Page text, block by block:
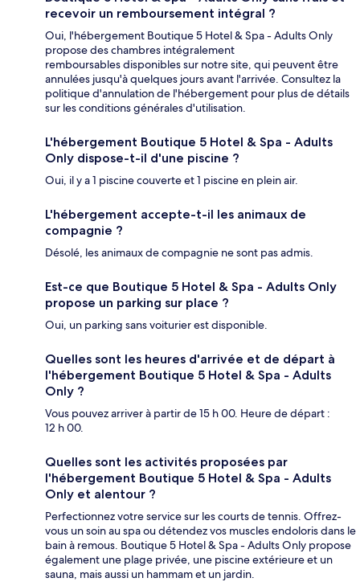
recevoir un remboursement intégral ?
Oui, l'hébergement Boutique 5 Hotel & Spa - Adults Only
propose des chambres intégralement
remboursables disponibles sur notre site, qui peuvent être
annulées jusqu'à quelques jours avant l'arrivée. Consultez la
politique d'annulation de l'hébergement pour plus de détails
sur les conditions générales d'utilisation.
L'hébergement Boutique 5 Hotel & Spa - Adults
Only dispose-t-il d'une piscine ?
Oui, il y a 1 piscine couverte et 1 piscine en plein air.
L'hébergement accepte-t-il les animaux de
compagnie ?
Désolé, les animaux de compagnie ne sont pas admis.
Est-ce que Boutique 5 Hotel & Spa - Adults Only
propose un parking sur place ?
Oui, un parking sans voiturier est disponible.
Quelles sont les heures d'arrivée et de départ à
l'hébergement Boutique 5 Hotel & Spa - Adults
Only ?
Vous pouvez arriver à partir de 15 h 00. Heure de départ :
12 h 00.
Quelles sont les activités proposées par
l'hébergement Boutique 5 Hotel & Spa - Adults
Only et alentour ?
Perfectionnez votre service sur les courts de tennis. Offrez-
vous un soin au spa ou détendez vos muscles endoloris dans le
bain à remous. Boutique 5 Hotel & Spa - Adults Only propose
également une plage privée, une piscine extérieure et un
sauna, mais aussi un hammam et un jardin.